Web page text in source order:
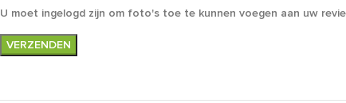
U moet ingelogd zijn om foto's toe te kunnen voegen aan uw